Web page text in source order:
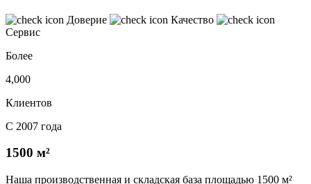
Доверие
Качество
Сервис
Более
4,000
Клиентов
С 2007 года
1500 м²
Наша производственная и складская база площадью 1500 м²